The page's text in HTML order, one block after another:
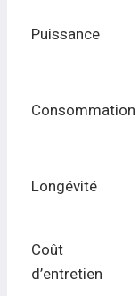
Puissance
Consommation
Longévité
Coût
d’entretien